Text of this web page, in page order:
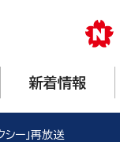
新着情報
ー」再放送